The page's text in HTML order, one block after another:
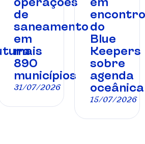
de
saneamento
em
mais
890
municípios
31/07/2026
encontro
do
Blue
Keepers
sobre
agenda
oceânica
15/07/2026